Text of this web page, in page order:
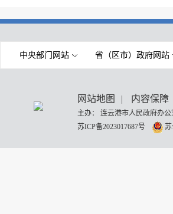
中央部门网站 省（区市）政府网站
网站地图 | 内容保障
主办： 连云港市人民政府办
苏ICP备2023017687号
苏